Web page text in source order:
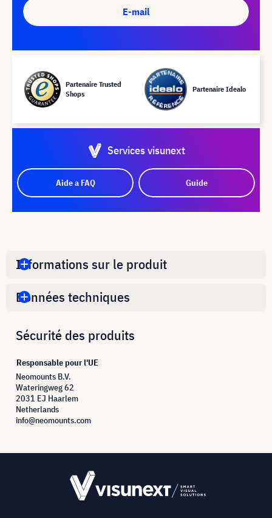
E-mail
Partenaire Trusted
Shops
Partenaire Idealo
Services visunext
Aide a FAQ Guide
Informations sur le produit
Données techniques
Sécurité des produits
Responsable pour l'UE
Neomounts B.V.
Wateringweg 62
2031 EJ Haarlem
Netherlands
info@neomounts.com